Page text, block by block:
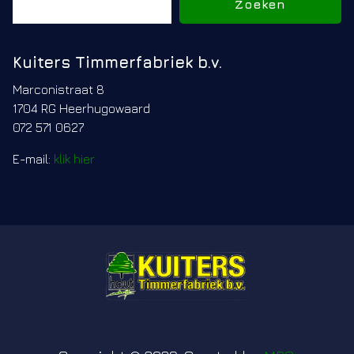
Zoeken
Kuiters Timmerfabriek b.v.
Marconistraat 8
1704 RG Heerhugowaard
072 571 0627
E-mail: klik hier